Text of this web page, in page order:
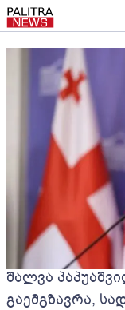
შალვა
გაემგზავრა,